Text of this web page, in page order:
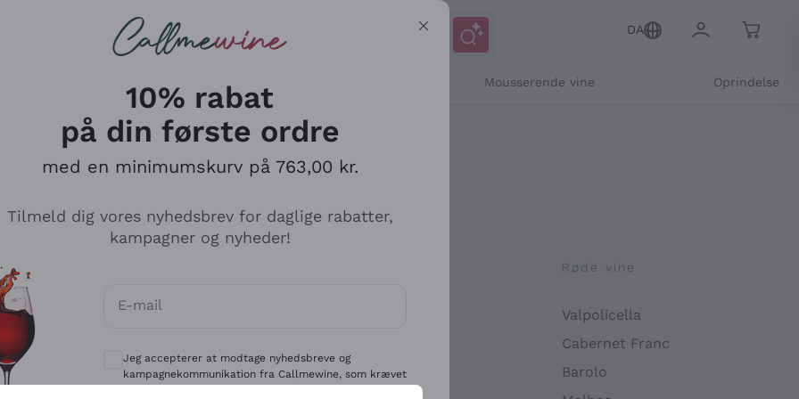
DA
Mousserende vine Oprindelse
Antinori
Ca' del Bosco
Gavi
Røde vine
Valpolicella
Cabernet Franc
Barolo
10% rabat
på din første ordre
med en minimumskurv på 763,00 kr.
Tilmeld dig vores nyhedsbrev for daglige rabatter,
kampagner og nyheder!
E-mail
Valgfrie samtykker for at modtage kommunikation og personlige tilbud
Jeg accepterer at modtage nyhedsbreve og
kampagnekommunikation fra Callmewine, som krævet